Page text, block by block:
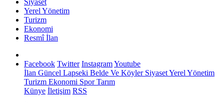
Siyaset
Yerel Yönetim
Turizm
Ekonomi
Resmî İlan
Facebook Twitter InstagramYoutube
İlan Güncel Lapseki Belde Ve KöylerSiyasetYerel Yönetim
Turizm Ekonomi SporTarım
Künye İletişim RSS